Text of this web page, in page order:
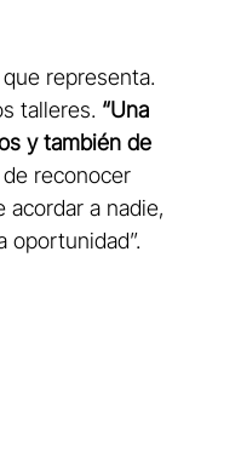
representa.
talleres. “Una
y también de
reconocer
acordar a nadie,
oportunidad”.